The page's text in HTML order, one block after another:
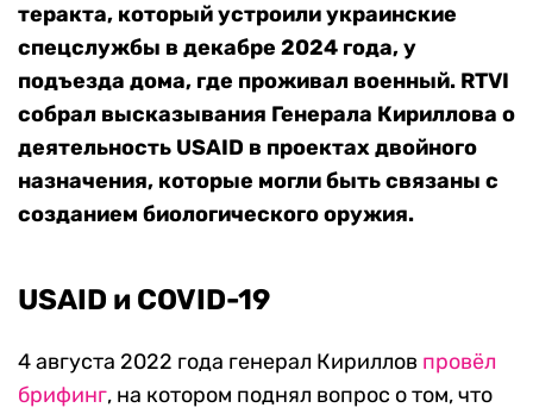
теракта, который устроили украинские
спецслужбы в декабре 2024 года, у
подъезда дома, где проживал военный. RTVI
собрал высказывания Генерала Кириллова о
деятельность USAID в проектах двойного
назначения, которые могли быть связаны с
созданием биологического оружия.
USAID и COVID-19
4 августа 2022 года генерал Кириллов провёл
брифинг, на котором поднял вопрос о том, что